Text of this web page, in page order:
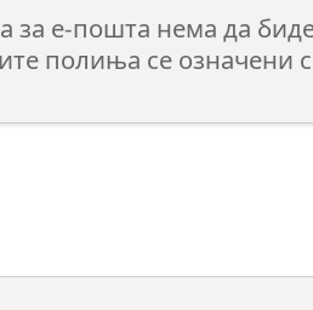
за е-пошта нема да
полиња се означени